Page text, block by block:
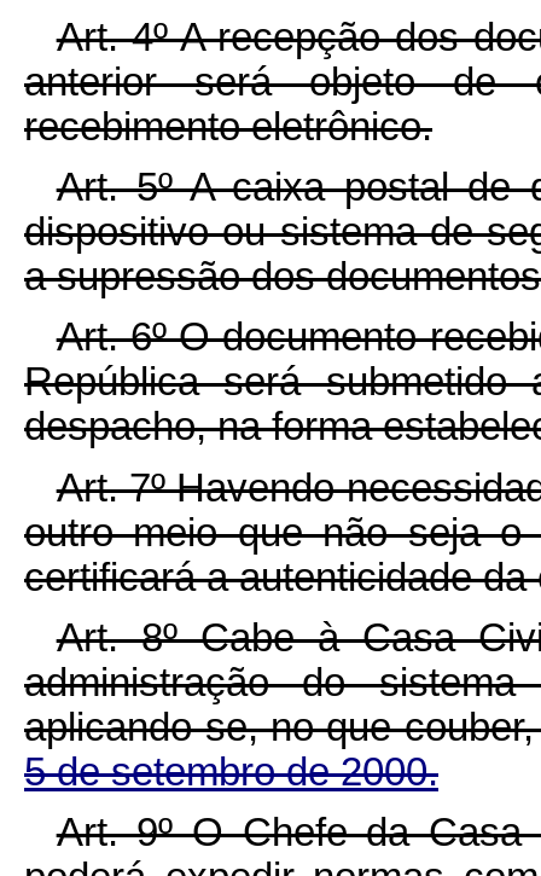
Art. 4º A recepção dos
anterior será objeto de
recebimento eletrônico.
Art. 5º A caixa postal de
dispositivo ou sistema de
a supressão dos
Art. 6º O documento
República será
despacho, na forma
Art. 7º Havendo
outro meio que não seja o
certificará a autenticidade
Art. 8º Cabe à Casa
administração do
aplicando-se, no que
5 de setembro de 2000.
Art. 9º O Chefe da Casa